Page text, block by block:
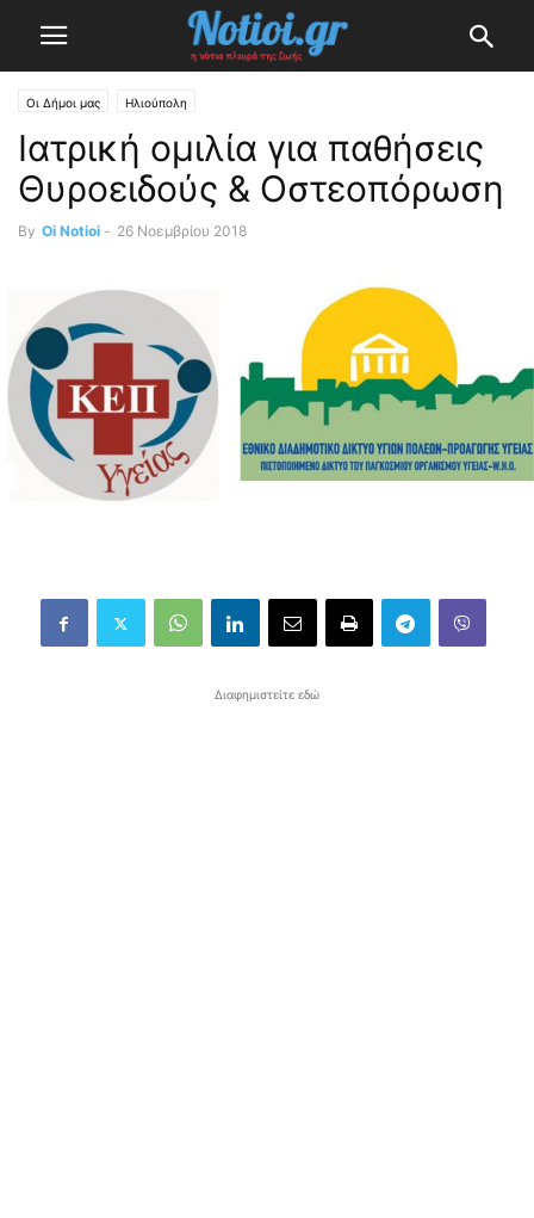
Οι Δήμοι μας Ηλιούπολη
Ιατρική ομιλία για παθήσεις
Θυροειδούς & Οστεοπόρωση
By Oi Notioi - 26 Νοεμβρίου 2018
Διαφημιστείτε εδώ